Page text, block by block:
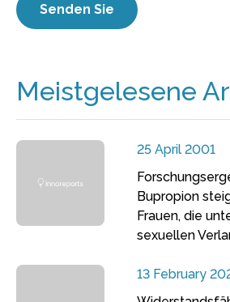
Meistgelesene
25 April 2001
Bupropion
Frauen, die
sexuellen
13 February